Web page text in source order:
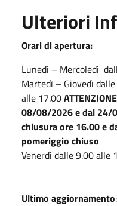
Ulteriori
Orari di apertura:
Lunedì – Mercoledì
Martedì – Giovedì
alle 17.00
08/08/2026 e dal
chiusura ore 16.00 e
pomeriggio chiuso
Venerdì dalle 9.00 alle
Ultimo aggiornamento